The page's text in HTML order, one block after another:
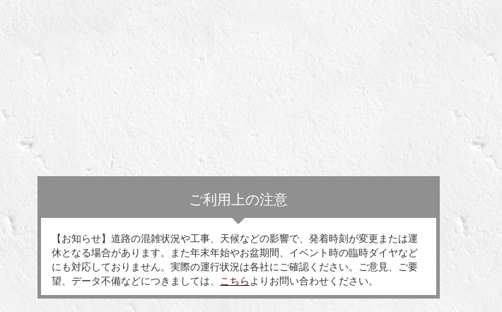
ご利用上の注意
【お知らせ】道路の混雑状況や工事、天候などの影響で、発着時刻が変更または運
休となる場合があります。また年末年始やお盆期間、イベント時の臨時ダイヤなど
にも対応しておりません。実際の運行状況は各社にご確認ください。ご意見、ご要
望、データ不備などにつきましては、
こちら よりお問い合わせください。